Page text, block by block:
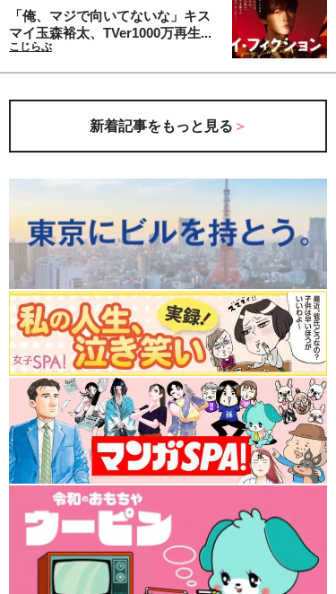
「俺、マジで向いてないな」キス
マイ玉森裕太、TVer1000万再生...
こじらぶ
新着記事をもっと見る